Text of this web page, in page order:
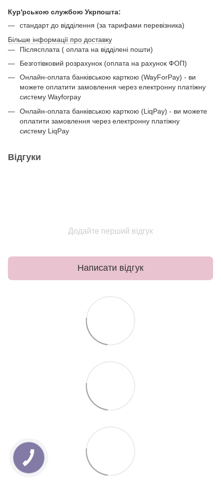
Кур'рською службою Укрпошта:
стандарт до відділення (за тарифами перевізника)
Більше інформації про доставку
Післясплата ( оплата на відділені пошти)
Безготівковий розрахунок (оплата на рахунок ФОП)
Онлайн-оплата банківською карткою (WayForPay) - ви
можете оплатити замовлення через електронну платіжну
систему Wayforpay
Онлайн-оплата банківською карткою (LiqPay) - ви можете
оплатити замовлення через електронну платіжну
систему LiqPay
Відгуки
Додайте перший відгук
Написати відгук